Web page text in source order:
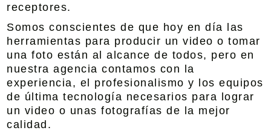
receptores.
Somos conscientes de que hoy en día las
herramientas para producir un video o tomar
una foto están al alcance de todos, pero en
nuestra agencia contamos con la
experiencia, el profesionalismo y los equipos
de última tecnología necesarios para lograr
un video o unas fotografías de la mejor
calidad.